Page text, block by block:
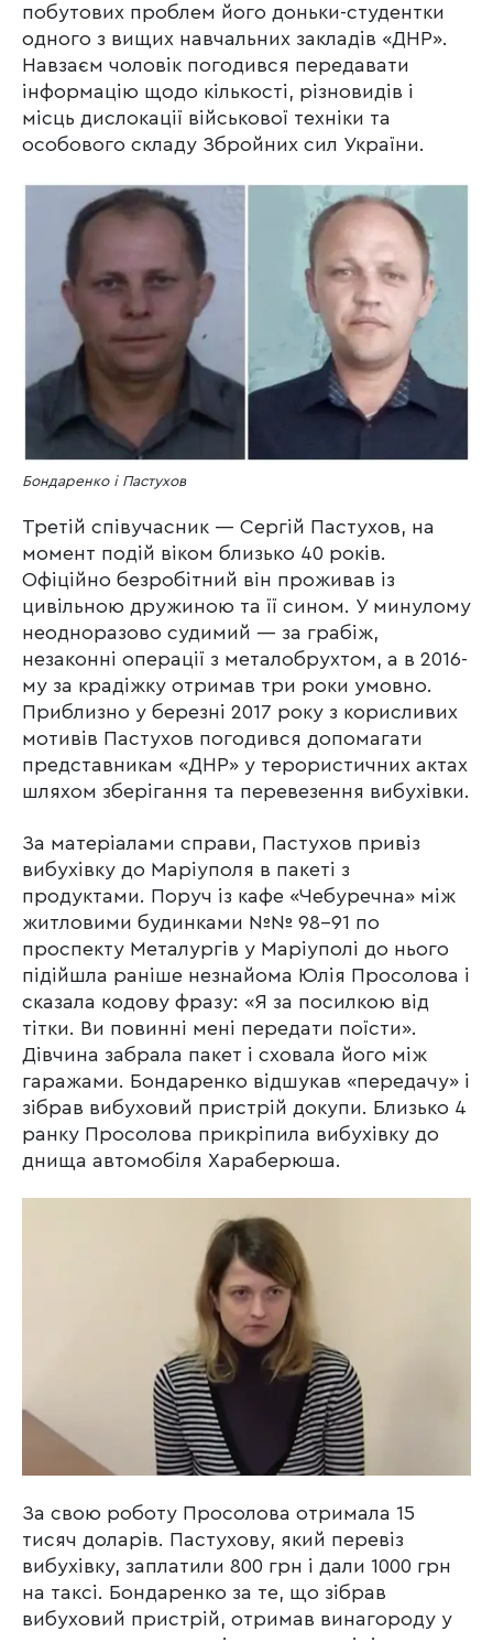
побутових проблем його доньки-студентки
одного з вищих навчальних закладів «ДНР».
Навзаєм чоловік погодився передавати
інформацію щодо кількості, різновидів і
місць дислокації військової техніки та
особового складу Збройних сил України.
Бондаренко і Пастухов
Третій співучасник — Сергій Пастухов, на
момент подій віком близько 40 років.
Офіційно безробітний він проживав із
цивільною дружиною та її сином. У минулому
неодноразово судимий — за грабіж,
незаконні операції з металобрухтом, а в 2016-
му за крадіжку отримав три роки умовно.
Приблизно у березні 2017 року з корисливих
мотивів Пастухов погодився допомагати
представникам «ДНР» у терористичних актах
шляхом зберігання та перевезення вибухівки.
За матеріалами справи, Пастухов привіз
вибухівку до Маріуполя в пакеті з
продуктами. Поруч із кафе «Чебуречна» між
житловими будинками №№ 98-91 по
проспекту Металургів у Маріуполі до нього
підійшла раніше незнайома Юлія Просолова і
сказала кодову фразу: «Я за посилкою від
тітки. Ви повинні мені передати поїсти».
Дівчина забрала пакет і сховала його між
гаражами. Бондаренко відшукав «передачу» і
зібрав вибуховий пристрій докупи. Близько 4
ранку Просолова прикріпила вибухівку до
днища автомобіля Хараберюша.
За свою роботу Просолова отримала 15
тисяч доларів. Пастухову, який перевіз
вибухівку, заплатили 800 грн і дали 1000 грн
на таксі. Бондаренко за те, що зібрав
вибуховий пристрій, отримав винагороду у